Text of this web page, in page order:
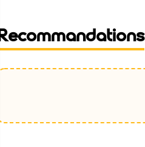
Recommandations